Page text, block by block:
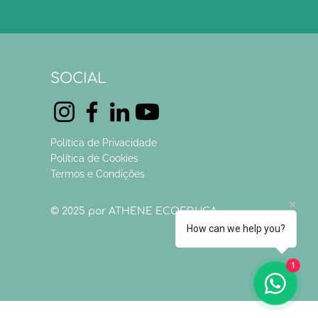
SOCIAL
Política de Privacidade
Política de Cookies
Termos e Condições
© 2025 por ATHENE ECOEDUCA
How can we help you?
1